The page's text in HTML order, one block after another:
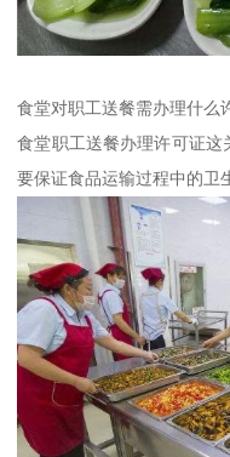
食堂对职工送餐需办理什么
食堂职工送餐办理许可证这
要保证食品运输过程中的卫